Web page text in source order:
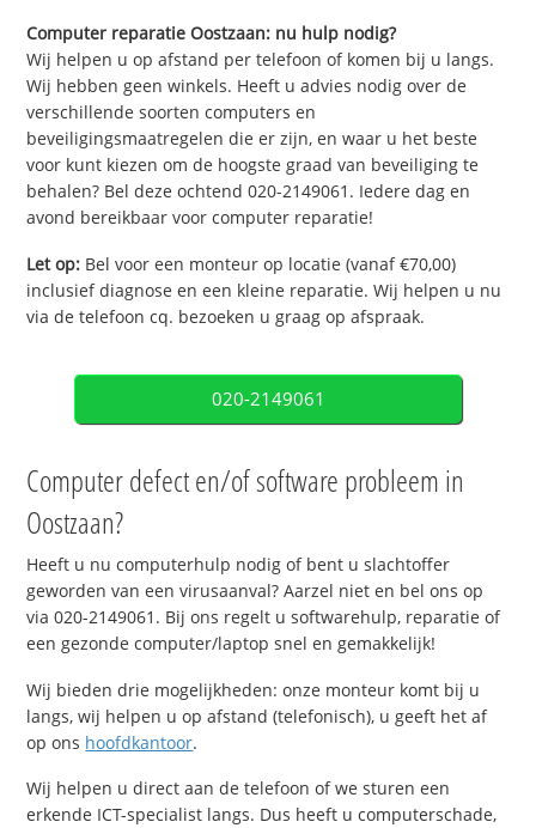
Computer reparatie Oostzaan: nu hulp nodig?
Wij helpen u op afstand per telefoon of komen bij u langs.
Wij hebben geen winkels. Heeft u advies nodig over de
verschillende soorten computers en
beveiligingsmaatregelen die er zijn, en waar u het beste
voor kunt kiezen om de hoogste graad van beveiliging te
behalen? Bel deze ochtend 020-2149061. Iedere dag en
avond bereikbaar voor computer reparatie!
Let op: Bel voor een monteur op locatie (vanaf €70,00)
inclusief diagnose en een kleine reparatie. Wij helpen u nu
via de telefoon cq. bezoeken u graag op afspraak.
020-2149061
Computer defect en/of software probleem in
Oostzaan?
Heeft u nu computerhulp nodig of bent u slachtoffer
geworden van een virusaanval? Aarzel niet en bel ons op
via 020-2149061. Bij ons regelt u softwarehulp, reparatie of
een gezonde computer/laptop snel en gemakkelijk!
Wij bieden drie mogelijkheden: onze monteur komt bij u
langs, wij helpen u op afstand (telefonisch), u geeft het af
op ons hoofdkantoor.
Wij helpen u direct aan de telefoon of we sturen een
erkende ICT-specialist langs. Dus heeft u computerschade,